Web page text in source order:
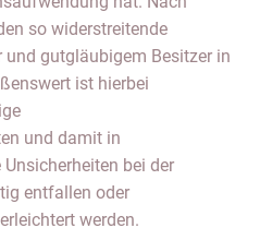
so widerstreitende
und gutgläubigem Besitzer in
ist hierbei
und damit in
bei der
entfallen oder
werden.